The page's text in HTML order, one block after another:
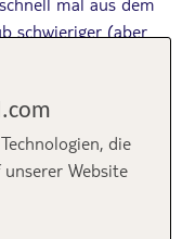
schwieriger (aber
–
die
Website